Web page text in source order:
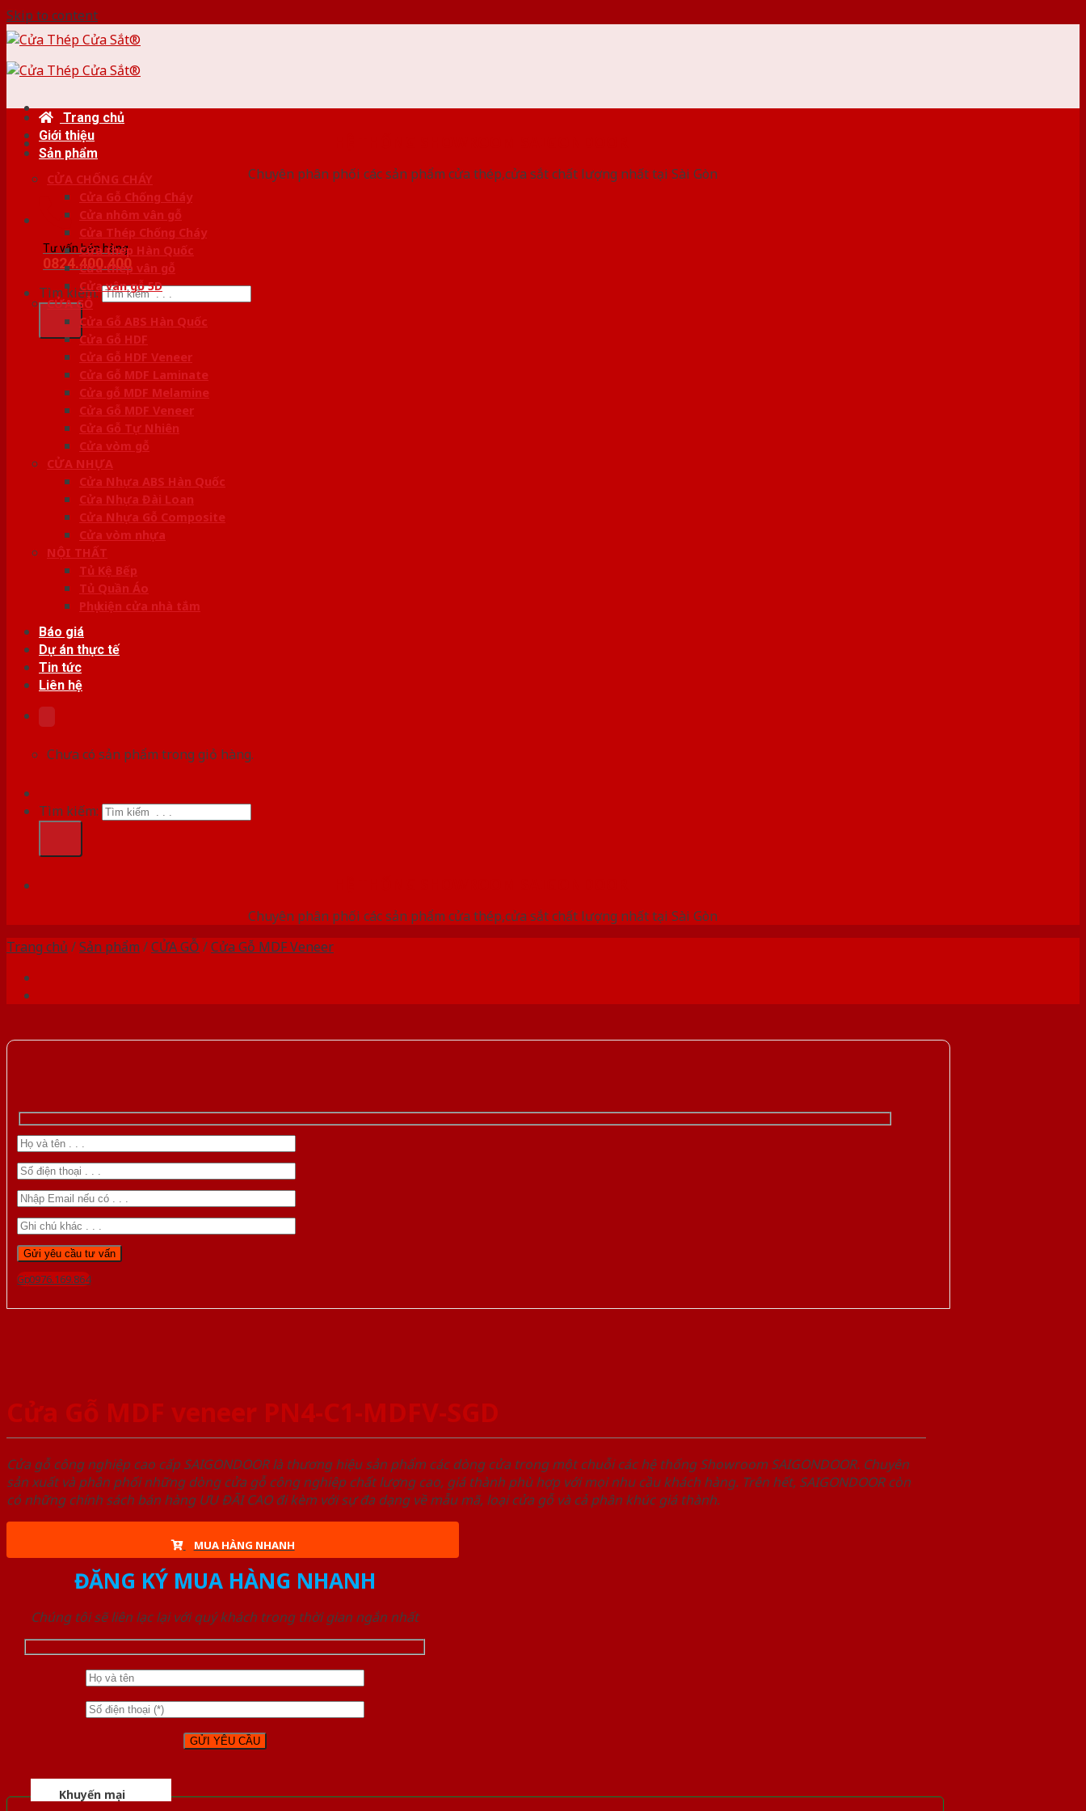
Skip to content
Chuyên phân phối các sản phẩm cửa thép,cửa sắt chất lượng nhất tại Sài Gòn
Tư vấn bán hàng
0824.400.400
Tìm kiếm:
Trang chủ
Giới thiệu
Sản phẩm
CỬA CHỐNG CHÁY
Cửa Gỗ Chống Cháy
Cửa nhôm vân gỗ
Cửa Thép Chống Cháy
Cửa thép Hàn Quốc
Cửa thép vân gỗ
Cửa vân gỗ 5D
CỬA GỖ
Cửa Gỗ ABS Hàn Quốc
Cửa Gỗ HDF
Cửa Gỗ HDF Veneer
Cửa Gỗ MDF Laminate
Cửa gỗ MDF Melamine
Cửa Gỗ MDF Veneer
Cửa Gỗ Tự Nhiên
Cửa vòm gỗ
CỬA NHỰA
Cửa Nhựa ABS Hàn Quốc
Cửa Nhựa Đài Loan
Cửa Nhựa Gỗ Composite
Cửa vòm nhựa
NỘI THẤT
Tủ Kệ Bếp
Tủ Quần Áo
Phụ kiện cửa nhà tắm
Báo giá
Dự án thực tế
Tin tức
Liên hệ
Chưa có sản phẩm trong giỏ hàng.
Tìm kiếm:
Chuyên phân phối các sản phẩm cửa thép,cửa sắt chất lượng nhất tại Sài Gòn
Trang chủ /Sản phẩm /CỬA GỖ /Cửa Gỗ MDF Veneer
Gọi 0976.169.864
Cửa Gỗ MDF veneer PN4-C1-MDFV-SGD
Cửa gỗ công nghiệp cao cấp SAIGONDOOR là thương hiệu sản phẩm các dòng cửa trong một chuỗi các hệ thống Showroom SAIGONDOOR. Chuyên
sản xuất và phân phối những dòng cửa gỗ công nghiệp chất lượng cao, giá thành phù hợp với mọi nhu cầu khách hàng. Trên hết, SAIGONDOOR còn
có những chính sách bán hàng ƯU ĐÃI CAO đi kèm với sự đa dạng về mẫu mã, loại cửa gỗ và cả phân khúc giá thành.
MUA HÀNG NHANH
ĐĂNG KÝ MUA HÀNG NHANH
Chúng tôi sẽ liên lạc lại với quý khách trong thời gian ngắn nhất
Khuyến mại